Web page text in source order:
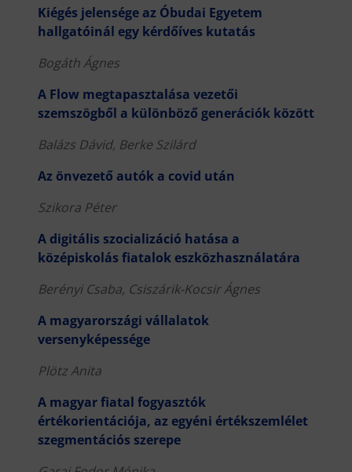
Kiégés jelensége az Óbudai Egyetem
hallgatóinál egy kérdőíves kutatás
Bogáth Ágnes
A Flow megtapasztalása vezetői
szemszögből a különböző generációk között
Balázs Dávid, Berke Szilárd
Az önvezető autók a covid után
Szikora Péter
A digitális szocializáció hatása a
középiskolás fiatalok eszközhasználatára
Berényi Csaba, Csiszárik-Kocsir Ágnes
A magyarországi vállalatok
versenyképessége
Plötz Anita
A magyar fiatal fogyasztók
értékorientációja, az egyéni értékszemlélet
szegmentációs szerepe